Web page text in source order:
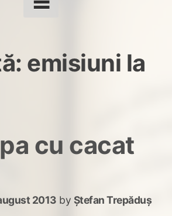
emisiuni la
cu cacat
2013 by Ștefan Trepăduș